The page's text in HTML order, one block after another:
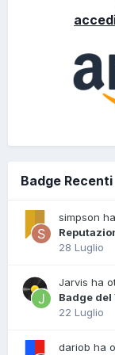
Badge Recenti
simpson
28 Luglio
Jarvis ha
Badge
22 Luglio
dariob ha